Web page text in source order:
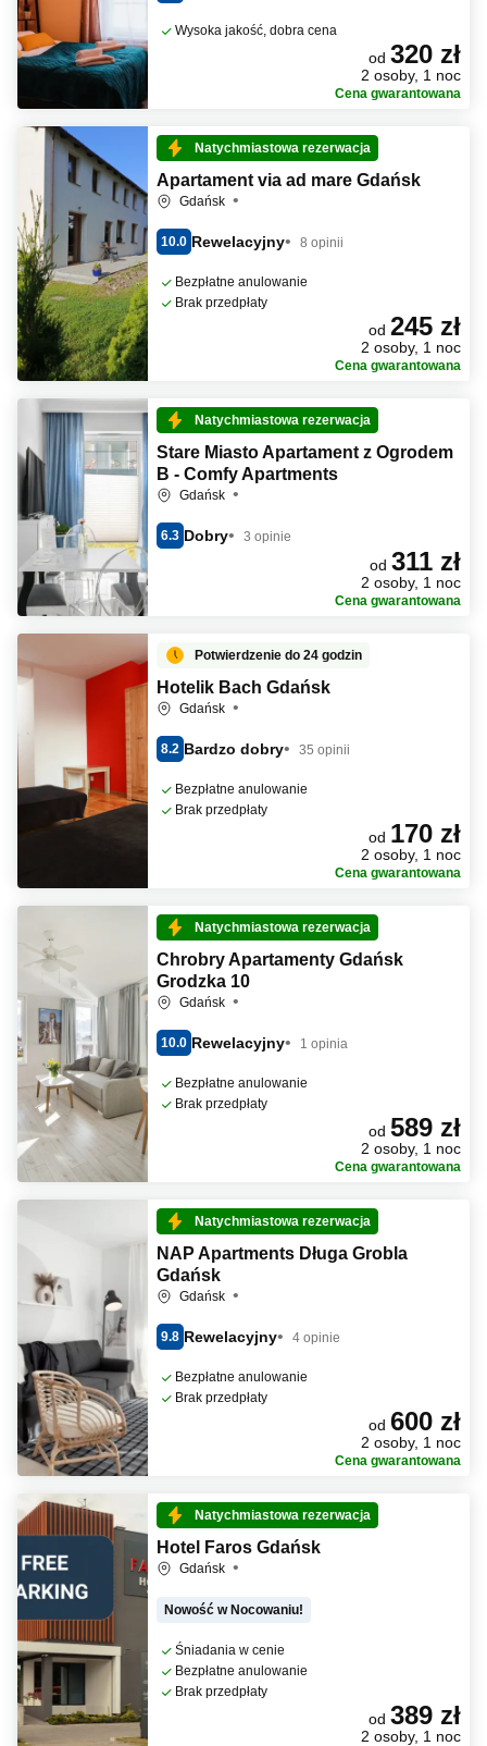
Wysoka jakość, dobra cena
od 320 zł
2 osoby, 1 noc
Cena gwarantowana
Natychmiastowa rezerwacja
Apartament via ad mare Gdańsk
Gdańsk
10.0 Rewelacyjny 8 opinii
Bezpłatne anulowanie
Brak przedpłaty
od 245 zł
2 osoby, 1 noc
Cena gwarantowana
Natychmiastowa rezerwacja
Stare Miasto Apartament z Ogrodem
B - Comfy Apartments
Gdańsk
6.3 Dobry 3 opinie
od 311 zł
2 osoby, 1 noc
Cena gwarantowana
Potwierdzenie do 24 godzin
Hotelik Bach Gdańsk
Gdańsk
8.2 Bardzo dobry 35 opinii
Bezpłatne anulowanie
Brak przedpłaty
od 170 zł
2 osoby, 1 noc
Cena gwarantowana
Natychmiastowa rezerwacja
Chrobry Apartamenty Gdańsk
Grodzka 10
Gdańsk
10.0 Rewelacyjny 1 opinia
Bezpłatne anulowanie
Brak przedpłaty
od 589 zł
2 osoby, 1 noc
Cena gwarantowana
Natychmiastowa rezerwacja
NAP Apartments Długa Grobla
Gdańsk
Gdańsk
9.8 Rewelacyjny 4 opinie
Bezpłatne anulowanie
Brak przedpłaty
od 600 zł
2 osoby, 1 noc
Cena gwarantowana
Natychmiastowa rezerwacja
Hotel Faros Gdańsk
Gdańsk
Nowość w Nocowaniu!
Śniadania w cenie
Bezpłatne anulowanie
Brak przedpłaty
od 389 zł
2 osoby, 1 noc